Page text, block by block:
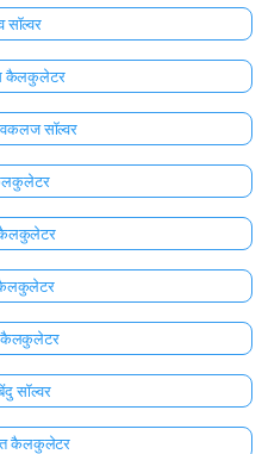
सॉल्वर
कैलकुलेटर
सॉल्वर
कैलकुलेटर
कैलकुलेटर
सॉल्वर
कैलकुलेटर